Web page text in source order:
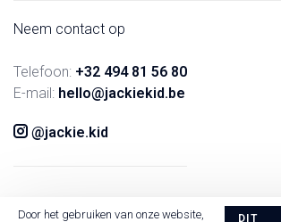
Neem contact op
Telefoon: +32 494 81 56 80
E-mail: hello@jackiekid.be
@jackie.kid
Door het gebruiken van onze website, DIT